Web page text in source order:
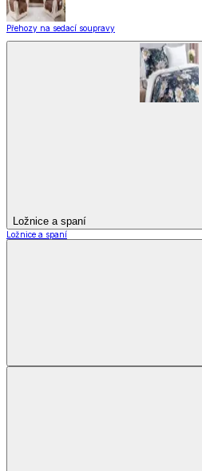
Přehozy na sedací soupravy
Ložnice a spaní
Ložnice a spaní